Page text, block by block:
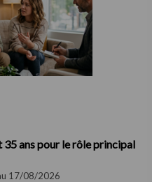
ans pour le rôle principal
17/08/2026